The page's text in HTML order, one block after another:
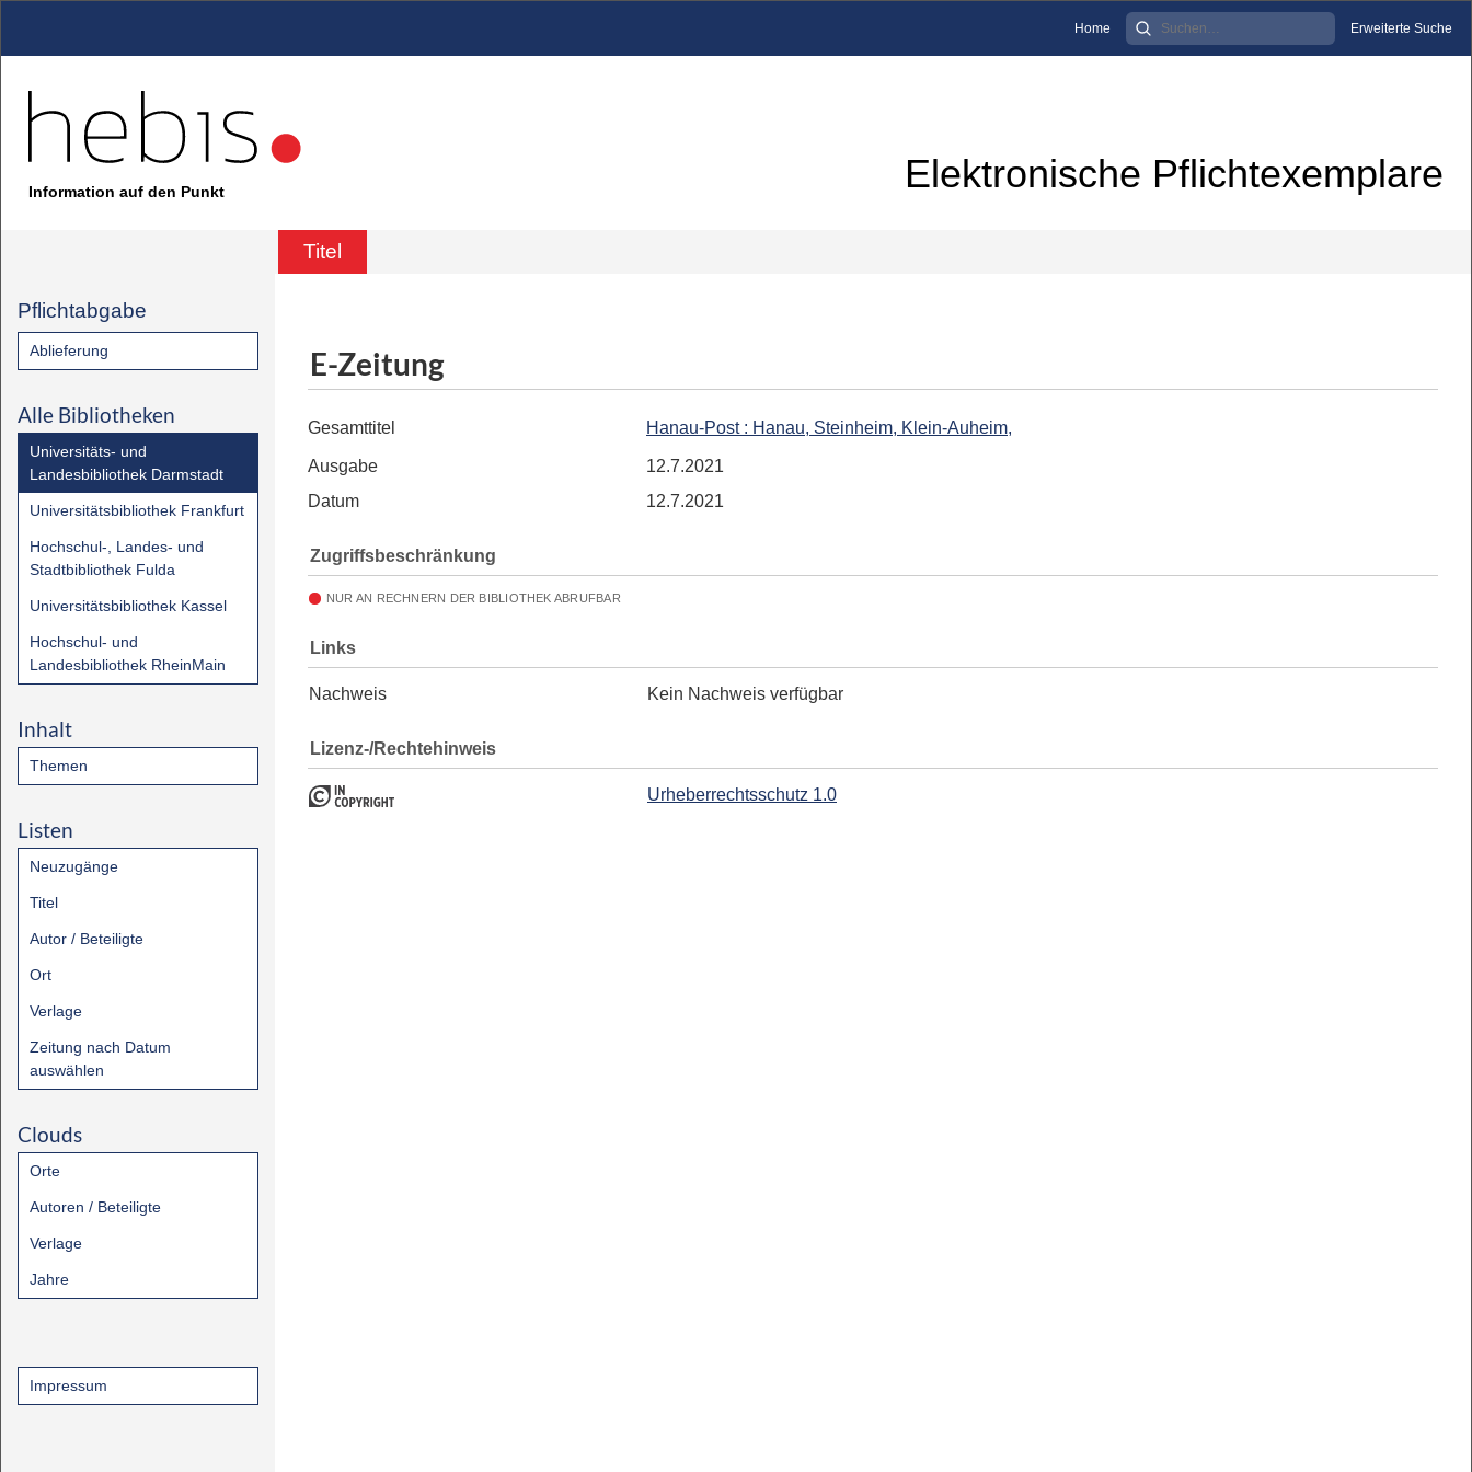
Home Erweiterte Suche
Information auf den Punkt Elektronische Pflichtexemplare
Titel
Pflichtabgabe
Ablieferung
Alle Bibliotheken
Universitäts- und
Landesbibliothek Darmstadt
Universitätsbibliothek Frankfurt
Hochschul-, Landes- und
Stadtbibliothek Fulda
Universitätsbibliothek Kassel
Hochschul- und
Landesbibliothek RheinMain
Inhalt
Themen
Listen
Neuzugänge
Titel
Autor / Beteiligte
Ort
Verlage
Zeitung nach Datum
auswählen
Clouds
Orte
Autoren / Beteiligte
Verlage
Jahre
Impressum
E-Zeitung
Gesamttitel Hanau-Post : Hanau, Steinheim, Klein-Auheim,
Ausgabe
12.7.2021
Datum
12.7.2021
Zugriffsbeschränkung
NUR AN RECHNERN DER BIBLIOTHEK ABRUFBAR
Links
Nachweis Kein Nachweis verfügbar
Lizenz-/Rechtehinweis
Urheberrechtsschutz 1.0